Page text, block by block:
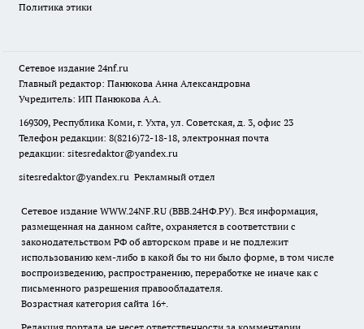
Политика этики
Сетевое издание 24nf.ru
Главный редактор: Панюкова Анна Александровна
Учредитель: ИП Панюкова А.А.
169309, Республика Коми, г. Ухта, ул. Советская, д. 3, офис 23
Телефон редакции: 8(8216)72-18-18, электронная почта
редакции: sitesredaktor@yandex.ru
sitesredaktor@yandex.ru Рекламный отдел
Сетевое издание WWW.24NF.RU (ВВВ.24НФ.РУ). Вся информация,
размещенная на данном сайте, охраняется в соответствии с
законодательством РФ об авторском праве и не подлежит
использованию кем-либо в какой бы то ни было форме, в том числе
воспроизведению, распространению, переработке не иначе как с
письменного разрешения правообладателя.
Возрастная категория сайта 16+.